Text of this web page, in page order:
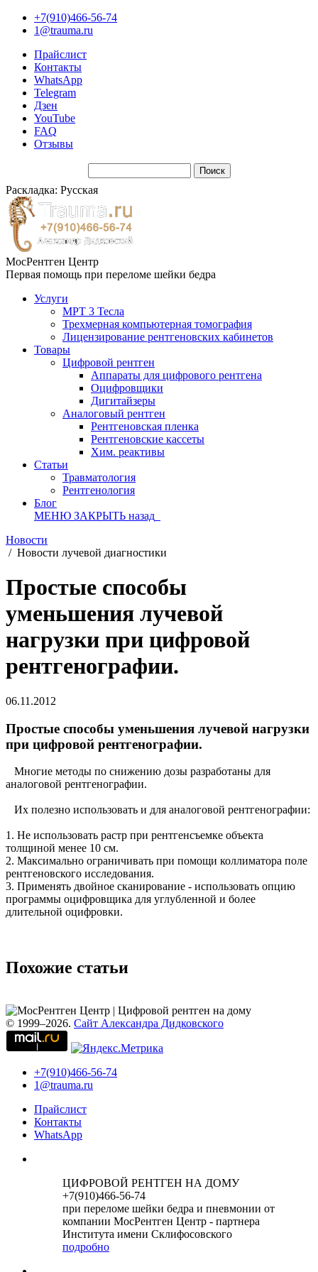
+7(910)466-56-74
1@trauma.ru
Прайслист
Контакты
WhatsApp
Telegram
Дзен
YouTube
FAQ
Отзывы
Раскладка: Русская
МосРентген Центр
Первая помощь при переломе шейки бедра
Услуги
МРТ 3 Тесла
Трехмерная компьютерная томография
Лицензирование рентгеновских кабинетов
Товары
Цифровой рентген
Аппараты для цифрового рентгена
Оцифровщики
Дигитайзеры
Аналоговый рентген
Рентгеновская пленка
Рентгеновские кассеты
Хим. реактивы
Статьи
Травматология
Рентгенология
Блог
МЕНЮ ЗАКРЫТЬ назад
Новости
/ Новости лучевой диагностики
Простые способы
уменьшения лучевой
нагрузки при цифровой
рентгенографии.
06.11.2012
Простые способы уменьшения лучевой нагрузки
при цифровой рентгенографии.
Многие методы по снижению дозы разработаны для
аналоговой рентгенографии.
Их полезно использовать и для аналоговой рентгенографии:
1. Не использовать растр при рентгенсъемке объекта
толщиной менее 10 см.
2. Максимально ограничивать при помощи коллиматора поле
рентгеновского исследования.
3. Применять двойное сканирование - использовать опцию
программы оцифровщика для углубленной и более
длительной оцифровки.
Похожие статьи
© 1999–2026. Сайт Александра Дидковского
+7(910)466-56-74
1@trauma.ru
Прайслист
Контакты
WhatsApp
ЦИФРОВОЙ РЕНТГЕН НА ДОМУ
+7(910)466-56-74
при переломе шейки бедра и пневмонии от
компании МосРентген Центр - партнера
Института имени Склифосовского
подробно